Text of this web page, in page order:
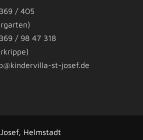
/ 405
/ 98 47 318
st-josef.de
Helmstadt